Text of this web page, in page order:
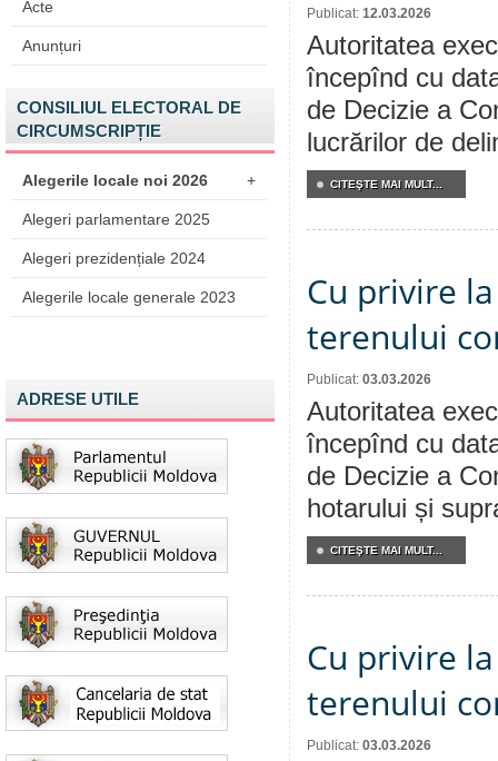
Acte
Anunțuri
CONSILIUL ELECTORAL DE
CIRCUMSCRIPȚIE
Alegerile locale noi 2026 +
Alegeri parlamentare 2025
Alegeri prezidențiale 2024
Alegerile locale generale 2023
ADRESE UTILE
Publicat: 12.03.2026
Autoritatea
începînd cu
de Decizie a
lucrărilor de
CITEŞTE MAI MULT...
Cu privire
terenului
Publicat: 03.03.2026
Autoritatea
începînd cu
de Decizie a
hotarului și
CITEŞTE MAI MULT...
Cu privire
terenului
Publicat: 03.03.2026